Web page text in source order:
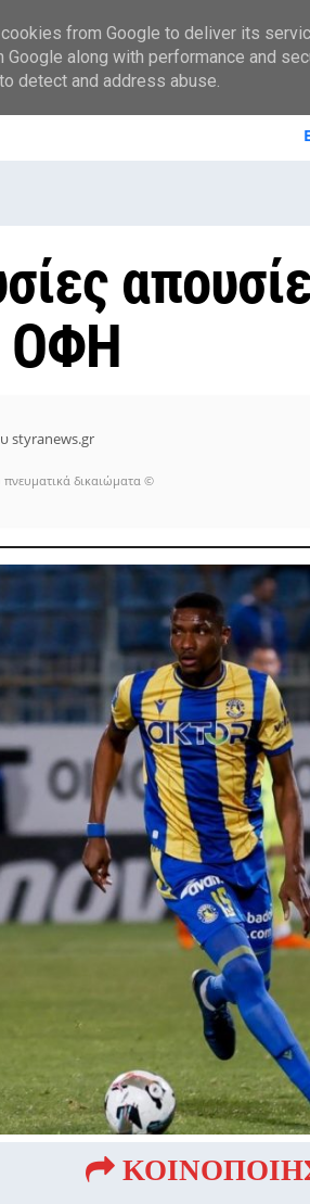
ΟΦΗ
styranews.gr
πνευματικά δικαιώματα ©
from Google to deliver its
Google along with performance and
detect and address abuse.